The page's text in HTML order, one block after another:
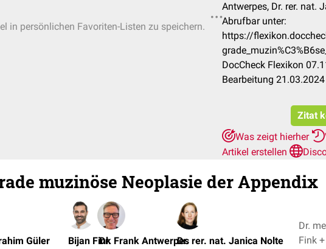
in persönlichen Favoriten-Listen zu speichern.
Antwerpes, Dr. rer. nat.
Abrufbar unter:
https://
DocCheck Flexikon
Bearbeitung 21.03.2024
Zitat
Was zeigt hierher
Artikel erstellen
muzinöse Neoplasie der Appendix
Güler Bijan FinkDr. Frank AntwerpesDr. rer. nat. Janica Nolte
Dr.